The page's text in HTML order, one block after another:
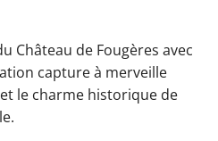
de
:
Château de Fougères avec
capture à merveille
le charme historique de